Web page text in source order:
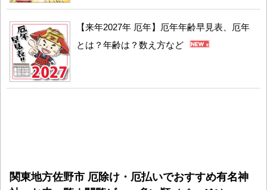
【来年2027年 厄年】厄年年齢早見表、厄年
とは？年齢は？数え方など
関東地方佐野市 厄除け・厄払いでおすすめ有名神